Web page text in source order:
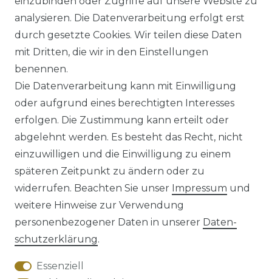
Farben (006050)
UVP 49,99 €
ab 47,99 € *
Impressum Daten­schutz­erklärung
AGB Barrierefreiheitserklärung
analysieren. Die Datenverarbeitung erfolgt erst
durch gesetzte Cookies. Wir teilen diese Daten
mit Dritten, die wir in den Einstellungen
benennen.
Die Datenverarbeitung kann mit Einwilligung
oder aufgrund eines berechtigten Interesses
erfolgen. Die Zustimmung kann erteilt oder
abgelehnt werden. Es besteht das Recht, nicht
einzuwilligen und die Einwilligung zu einem
späteren Zeitpunkt zu ändern oder zu
widerrufen. Beachten Sie unser Impressum und
weitere Hinweise zur Verwendung
personenbezogener Daten in unserer Daten­
schutz­erklärung.
Essenziell